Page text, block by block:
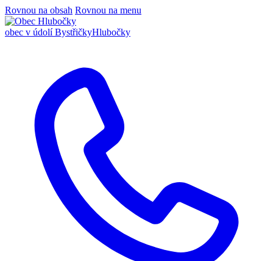
Rovnou na obsah Rovnou na menu
obec v údolí BystřičkyHlubočky